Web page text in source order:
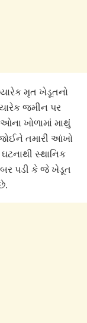
મૃત ખેડૂતનો
જમીન પર
ખોળામાં માથું
તમારી આંખો
સ્થાનિક
પડી કે જે ખેડૂત